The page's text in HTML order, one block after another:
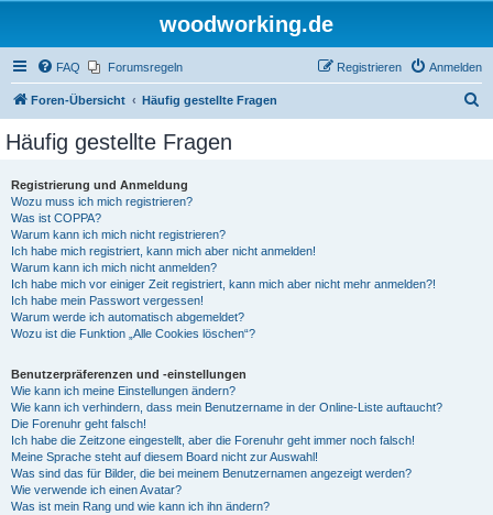
woodworking.de
FAQ Forumsregeln Anmelden
Registrieren
Foren-Übersicht Häufig gestellte Fragen
Häufig gestellte Fragen
Registrierung und Anmeldung
Wozu muss ich mich registrieren?
Was ist COPPA?
Warum kann ich mich nicht registrieren?
Ich habe mich registriert, kann mich aber nicht anmelden!
Warum kann ich mich nicht anmelden?
Ich habe mich vor einiger Zeit registriert, kann mich aber nicht mehr anmelden?!
Ich habe mein Passwort vergessen!
Warum werde ich automatisch abgemeldet?
Wozu ist die Funktion „Alle Cookies löschen“?
Benutzerpräferenzen und -einstellungen
Wie kann ich meine Einstellungen ändern?
Wie kann ich verhindern, dass mein Benutzername in der Online-Liste auftaucht?
Die Forenuhr geht falsch!
Ich habe die Zeitzone eingestellt, aber die Forenuhr geht immer noch falsch!
Meine Sprache steht auf diesem Board nicht zur Auswahl!
Was sind das für Bilder, die bei meinem Benutzernamen angezeigt werden?
Wie verwende ich einen Avatar?
Was ist mein Rang und wie kann ich ihn ändern?